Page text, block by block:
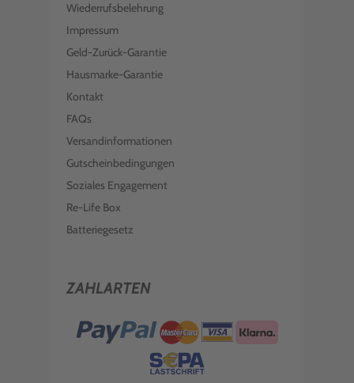
Wiederrufsbelehrung
Impressum
Geld-Zurück-Garantie
Hausmarke-Garantie
Kontakt
FAQs
Versandinformationen
Gutscheinbedingungen
Soziales Engagement
Re-Life Box
Batteriegesetz
ZAHLARTEN